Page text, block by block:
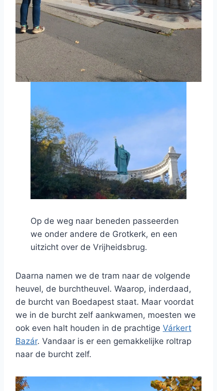
Op de weg naar beneden passeerden
we onder andere de Grotkerk, en een
uitzicht over de Vrijheidsbrug.
Daarna namen we de tram naar de volgende
heuvel, de burchtheuvel. Waarop, inderdaad,
de burcht van Boedapest staat. Maar voordat
we in de burcht zelf aankwamen, moesten we
ook even halt houden in de prachtige Várkert
Bazár. Vandaar is er een gemakkelijke roltrap
naar de burcht zelf.